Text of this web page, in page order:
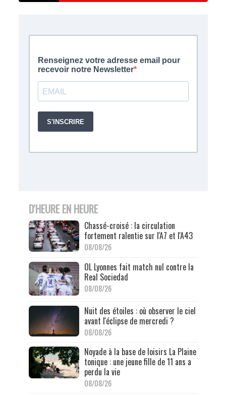
D'HEURE EN HEURE
Chassé-croisé : la circulation
fortement ralentie sur l'A7 et l'A43
08/08/26
OL Lyonnes fait match nul contre la
Real Sociedad
08/08/26
Nuit des étoiles : où observer le ciel
avant l'éclipse de mercredi ?
08/08/26
Noyade à la base de loisirs La Plaine
tonique : une jeune fille de 11 ans a
perdu la vie
08/08/26